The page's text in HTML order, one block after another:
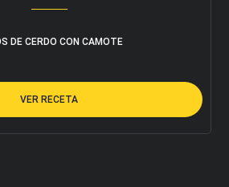
DE CERDO CON CAMOTE
VER RECETA